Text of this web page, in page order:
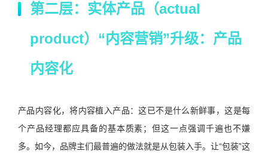
第二层：实体产品（actual
product）“内容营销”升级：产品
内容化
产品内容化，将内容植入产品：这已不是什么新鲜事，这是每
个产品经理都应具备的基本质素；但这一点强调千遍也不嫌
多。如今，品牌主们最普遍的做法就是从包装入手。让“包装”这